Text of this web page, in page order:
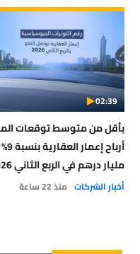
02:39
بأقل من متوسط توقعات
مليار درهم في الربع الثاني 2026
أخبار الشركات منذ 22 ساعة